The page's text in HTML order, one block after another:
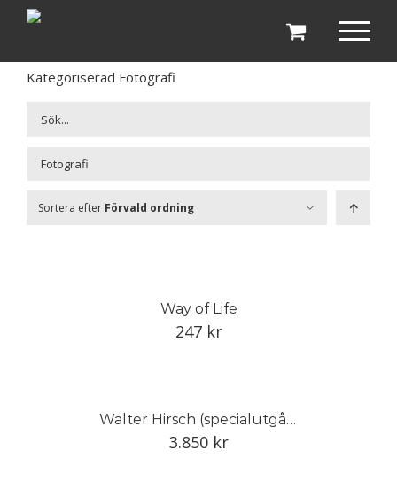
Fortsätt
Kategoriserad Fotografi
Sortera efter Förvald ordning
Way of Life
247 kr
Walter Hirsch (specialutgåva: motiv 1)
3.850 kr